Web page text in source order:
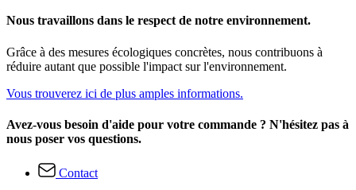
Nous travaillons dans le respect de notre environnement.
Grâce à des mesures écologiques concrètes, nous contribuons à
réduire autant que possible l'impact sur l'environnement.
Vous trouverez ici de plus amples informations.
Avez-vous besoin d'aide pour votre commande ? N'hésitez pas à
nous poser vos questions.
Contact